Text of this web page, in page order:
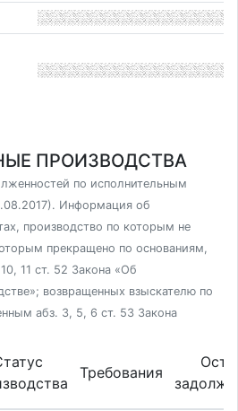
ПРОИЗВОДСТВА
по исполнительным
Информация об
производство по которым не
прекращено по основаниям,
11 ст. 52 Закона «Об
возвращенных взыскателю по
абз. 3, 5, 6 ст. 53 Закона
Требования